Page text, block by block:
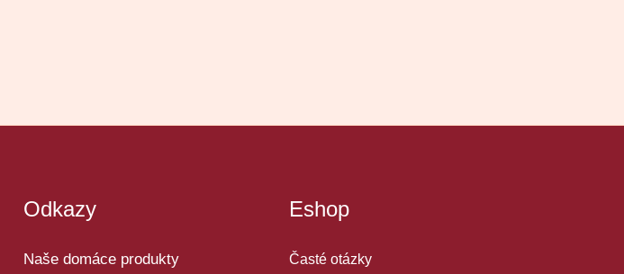
Odkazy
Naše domáce produkty
Eshop
Časté otázky